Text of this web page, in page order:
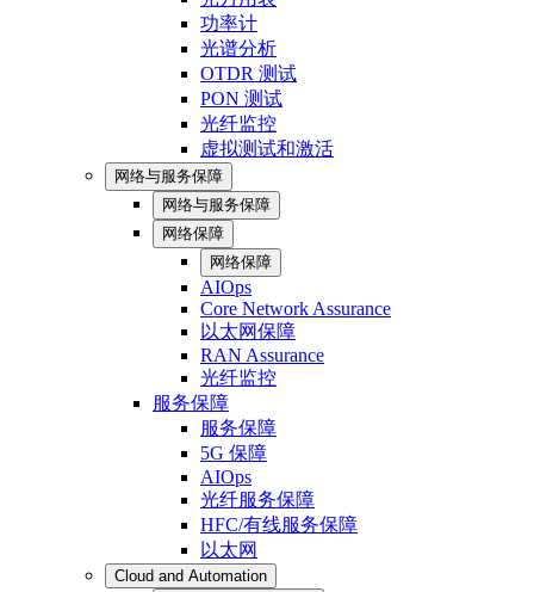
功率计
光谱分析
OTDR 测试
PON 测试
光纤监控
虚拟测试和激活
网络与服务保障
网络与服务保障
网络保障
网络保障
AIOps
Core Network Assurance
以太网保障
RAN Assurance
光纤监控
服务保障
服务保障
5G 保障
AIOps
光纤服务保障
HFC/有线服务保障
以太网
Cloud and Automation